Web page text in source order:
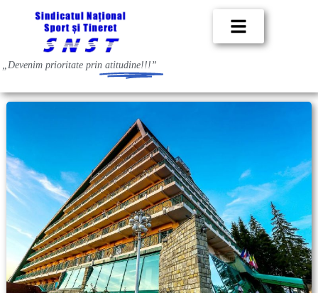
„Devenim prioritate prin atitudine!!!”